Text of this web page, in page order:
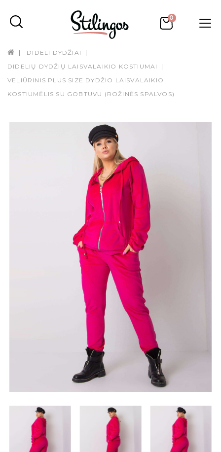
0
DIDELI DYDŽIAI
DIDELIŲ DYDŽIŲ LAISVALAIKIO KOSTIUMAI
VELIŪRINIS PLUS SIZE DYDŽIO LAISVALAIKIO
KOSTIUMĖLIS SU GOBTUVU (ROŽINĖS SPALVOS)